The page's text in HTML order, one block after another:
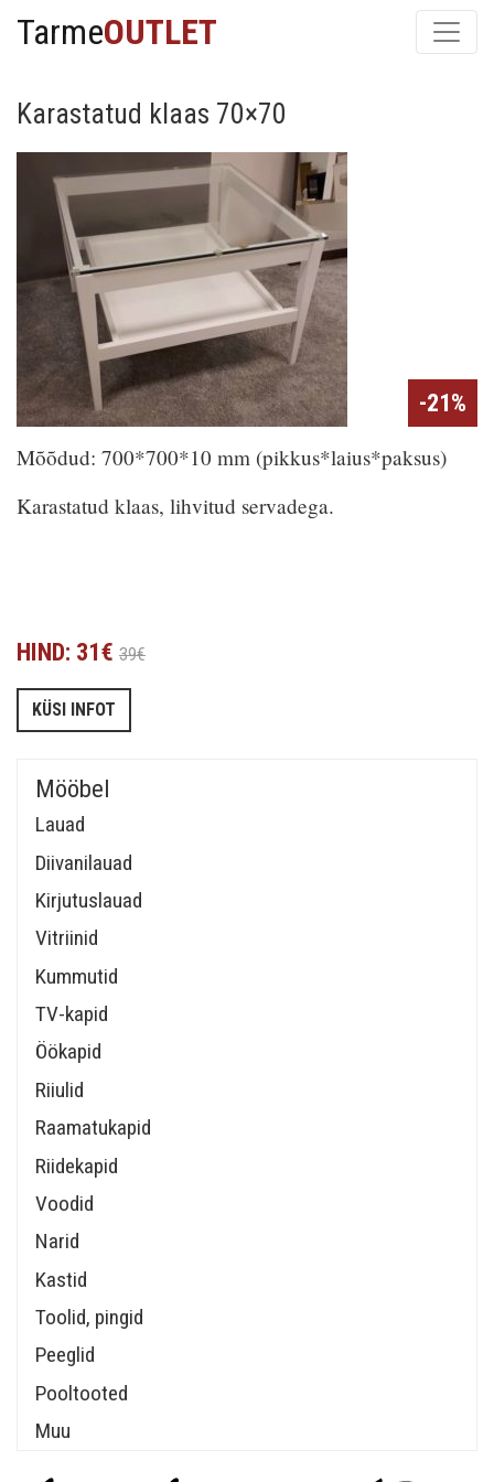
TarmeOUTLET
Mööbel
Lauad
Diivanilauad
Kirjutuslauad
Vitriinid
Kummutid
TV-kapid
Öökapid
Riiulid
Raamatukapid
Riidekapid
Voodid
Narid
Kastid
Toolid, pingid
Peeglid
Pooltooted
Muu
Karastatud klaas 70×70
-21%
Mõõdud: 700*700*10 mm (pikkus*laius*paksus)
Karastatud klaas, lihvitud servadega.
HIND: 31€ 39€
KÜSI INFOT